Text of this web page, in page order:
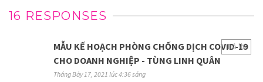
16 RESPONSES
MẪU KẾ HOẠCH PHÒNG CHỐNG DỊCH COVID-19
CHO DOANH NGHIỆP - TÙNG LINH QUÂN
Tháng Bảy 17, 2021 lúc 4:36 sáng
Trả lời